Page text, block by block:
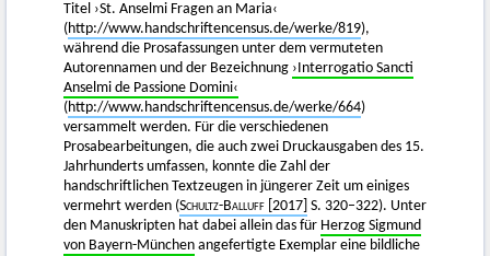
Titel ›St. Anselmi Fragen an Maria‹
(http://www.handschriftencensus.de/werke/819),
während die Prosafassungen unter dem vermuteten
Autorennamen und der Bezeichnung ›Interrogatio Sancti
Anselmi de Passione Domini‹
(http://www.handschriftencensus.de/werke/664)
versammelt werden. Für die verschiedenen
Prosabearbeitungen, die auch zwei Druckausgaben des 15.
Jahrhunderts umfassen, konnte die Zahl der
handschriftlichen Textzeugen in jüngerer Zeit um einiges
vermehrt werden (Schultz-Balluff [2017] S. 320–322). Unter
den Manuskripten hat dabei allein das für Herzog Sigmund
von Bayern-München angefertigte Exemplar eine bildliche